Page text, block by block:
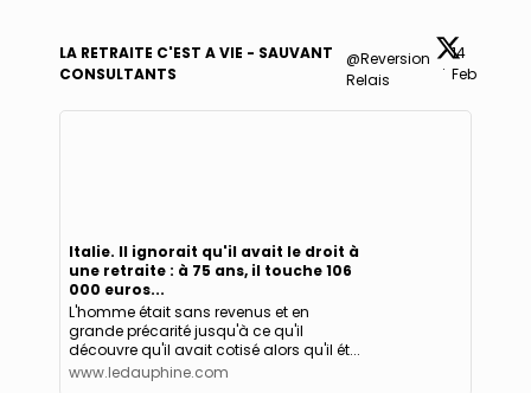
LA RETRAITE C'EST A VIE - SAUVANT
CONSULTANTS
@Reversion
Relais
·
14
Feb
Italie. Il ignorait qu'il avait le droit à
une retraite : à 75 ans, il touche 106
000 euros...
L'homme était sans revenus et en
grande précarité jusqu'à ce qu'il
découvre qu'il avait cotisé alors qu'il ét...
www.ledauphine.com